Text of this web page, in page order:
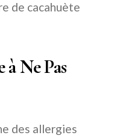
de cacahuète
Ne Pas
des allergies